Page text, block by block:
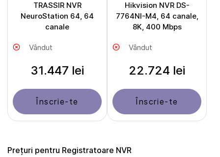
TRASSIR NVR
NeuroStation 64, 64
canale
Vândut
31.447 lei
Înscrie-te
Hikvision NVR DS-
7764NI-M4, 64 canale,
8K, 400 Mbps
Vândut
22.724 lei
Înscrie-te
Prețuri pentru Registratoare NVR